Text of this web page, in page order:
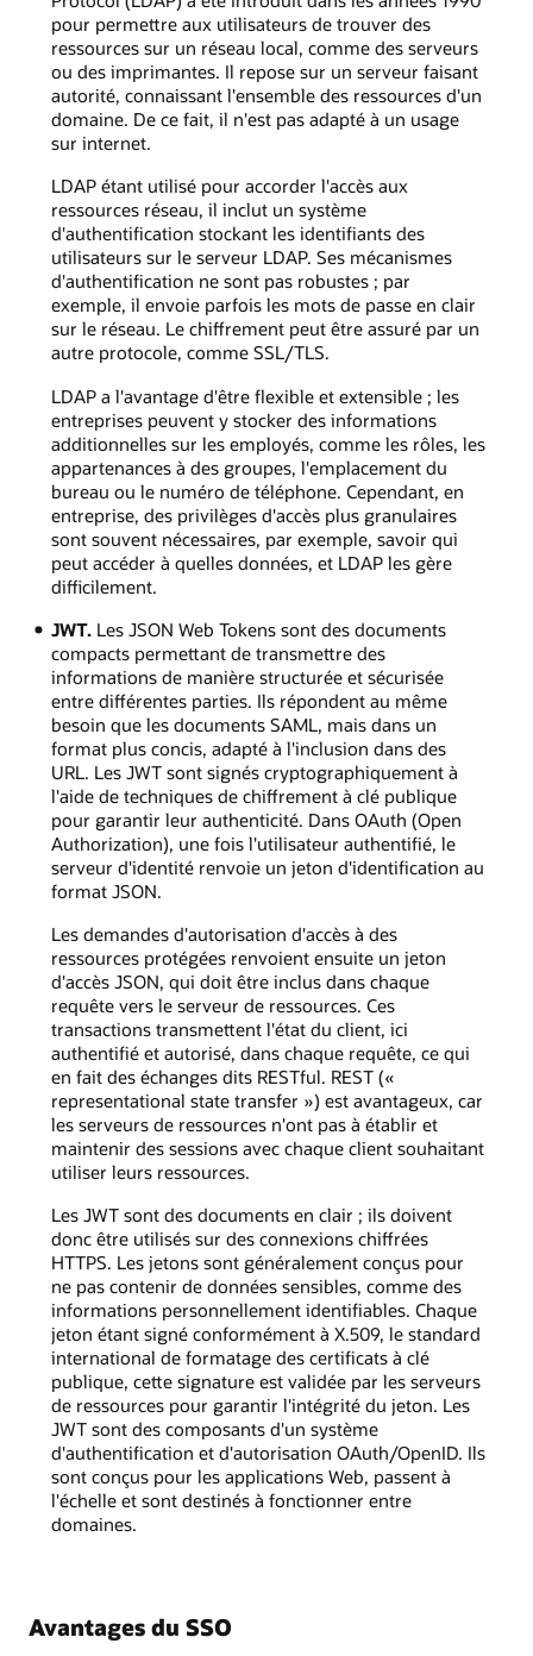
pour permettre aux utilisateurs de trouver des
ressources sur un réseau local, comme des serveurs
ou des imprimantes. Il repose sur un serveur faisant
autorité, connaissant l'ensemble des ressources d'un
domaine. De ce fait, il n'est pas adapté à un usage
sur internet.
LDAP étant utilisé pour accorder l'accès aux
ressources réseau, il inclut un système
d'authentification stockant les identifiants des
utilisateurs sur le serveur LDAP. Ses mécanismes
d'authentification ne sont pas robustes ; par
exemple, il envoie parfois les mots de passe en clair
sur le réseau. Le chiffrement peut être assuré par un
autre protocole, comme SSL/TLS.
LDAP a l'avantage d'être flexible et extensible ; les
entreprises peuvent y stocker des informations
additionnelles sur les employés, comme les rôles, les
appartenances à des groupes, l'emplacement du
bureau ou le numéro de téléphone. Cependant, en
entreprise, des privilèges d'accès plus granulaires
sont souvent nécessaires, par exemple, savoir qui
peut accéder à quelles données, et LDAP les gère
difficilement.
JWT.Les JSON Web Tokens sont des documents
compacts permettant de transmettre des
informations de manière structurée et sécurisée
entre différentes parties. Ils répondent au même
besoin que les documents SAML, mais dans un
format plus concis, adapté à l'inclusion dans des
URL. Les JWT sont signés cryptographiquement à
l'aide de techniques de chiffrement à clé publique
pour garantir leur authenticité. Dans OAuth (Open
Authorization), une fois l'utilisateur authentifié, le
serveur d'identité renvoie un jeton d'identification au
format JSON.
Les demandes d'autorisation d'accès à des
ressources protégées renvoient ensuite un jeton
d'accès JSON, qui doit être inclus dans chaque
requête vers le serveur de ressources. Ces
transactions transmettent l'état du client, ici
authentifié et autorisé, dans chaque requête, ce qui
en fait des échanges dits RESTful. REST («
representational state transfer ») est avantageux, car
les serveurs de ressources n'ont pas à établir et
maintenir des sessions avec chaque client souhaitant
utiliser leurs ressources.
Les JWT sont des documents en clair ; ils doivent
donc être utilisés sur des connexions chiffrées
HTTPS. Les jetons sont généralement conçus pour
ne pas contenir de données sensibles, comme des
informations personnellement identifiables. Chaque
jeton étant signé conformément à X.509, le standard
international de formatage des certificats à clé
publique, cette signature est validée par les serveurs
de ressources pour garantir l'intégrité du jeton. Les
JWT sont des composants d'un système
d'authentification et d'autorisation OAuth/OpenID. Ils
sont conçus pour les applications Web, passent à
l'échelle et sont destinés à fonctionner entre
domaines.
Avantages du SSO